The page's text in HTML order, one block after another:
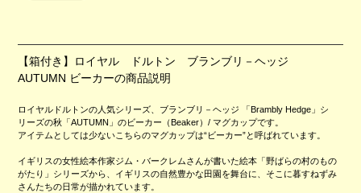
【箱付き】ロイヤル ドルトン ブランブリ－ヘッジ
AUTUMN ビーカーの商品説明
ロイヤルドルトンの人気シリーズ、ブランブリ－ヘッジ 「Brambly Hedge」シ
リーズの秋「AUTUMN」のビーカー（Beaker）/ マグカップです。
アイテムとしては少ないこちらのマグカップは“ビーカー”と呼ばれています。
イギリスの女性絵本作家ジム・バークレムさんが書いた絵本「野ばらの村のもの
がたり」シリーズから、イギリスの自然豊かな田園を舞台に、そこに暮すねずみ
さんたちの日常が描かれています。